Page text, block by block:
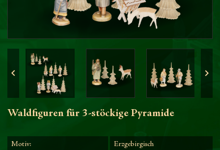
 
Waldfiguren für 3-stöckige Pyramide
Motiv: Erzgebirgisch